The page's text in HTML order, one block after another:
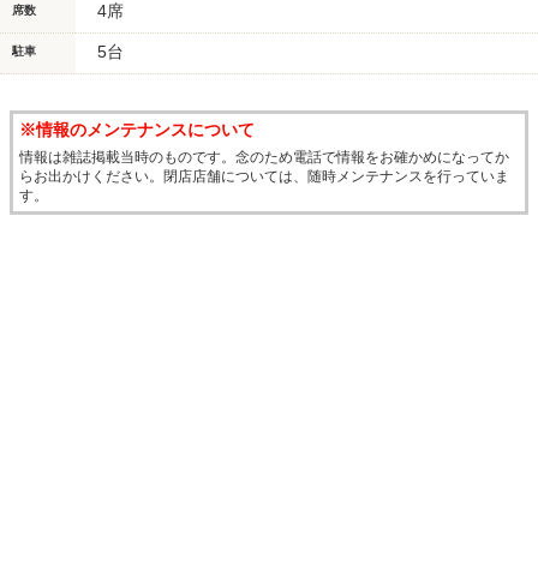
席数 4席
駐車 5台
※情報のメンテナンスについて
情報は雑誌掲載当時のものです。念のため電話で情報をお確かめになってか
らお出かけください。閉店店舗については、随時メンテナンスを行っていま
す。